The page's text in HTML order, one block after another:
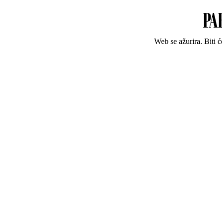
Web se ažurira. Biti